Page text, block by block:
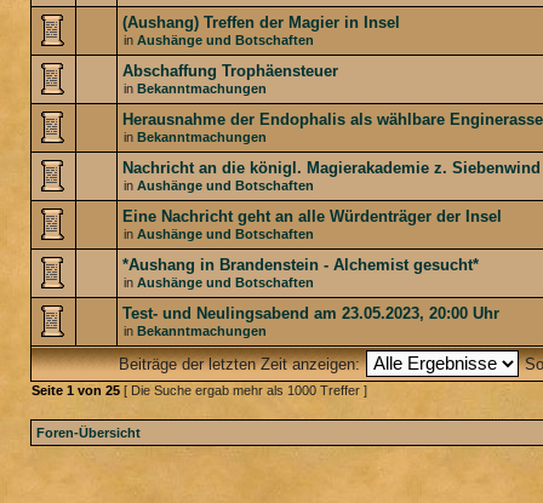
(Aushang) Treffen der Magier in Insel
in Aushänge und Botschaften
Abschaffung Trophäensteuer
in Bekanntmachungen
Herausnahme der Endophalis als wählbare Enginerasse
in Bekanntmachungen
Nachricht an die königl. Magierakademie z. Siebenwind
in Aushänge und Botschaften
Eine Nachricht geht an alle Würdenträger der Insel
in Aushänge und Botschaften
*Aushang in Brandenstein - Alchemist gesucht*
in Aushänge und Botschaften
Test- und Neulingsabend am 23.05.2023, 20:00 Uhr
in Bekanntmachungen
Beiträge der letzten Zeit anzeigen:
Seite 1 von 25 [ Die Suche ergab mehr als 1000 Treffer ]
Foren-Übersicht